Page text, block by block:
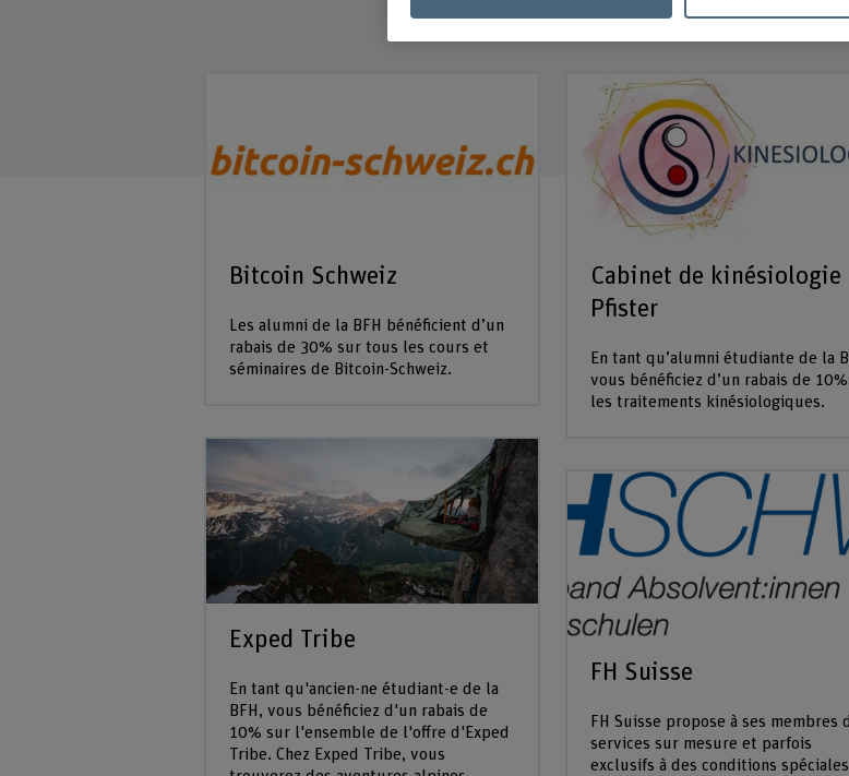
Bitcoin Schweiz
Les alumni de la BFH bénéficient d’un
rabais de 30% sur tous les cours et
séminaires de Bitcoin-Schweiz.
Exped Tribe
En tant qu'ancien-ne étudiant-e de la
BFH, vous bénéficiez d'un rabais de
10% sur l'ensemble de l'offre d'Exped
Tribe. Chez Exped Tribe, vous
Cabinet de kinésiologie
Pfister
En tant qu’alumni étudiante de la
vous bénéficiez d’un rabais de
les traitements kinésiologiques.
FH Suisse
FH Suisse propose à ses membres
services sur mesure et parfois
exclusifs à des conditions